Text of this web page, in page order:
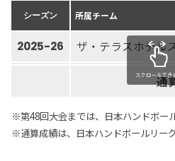
シーズン 所属チーム
2025-26 ザ・テラスホテル
通
スクロールでき
※第48回大会までは、日本ハンドボー
※通算成績は、日本ハンドボールリー